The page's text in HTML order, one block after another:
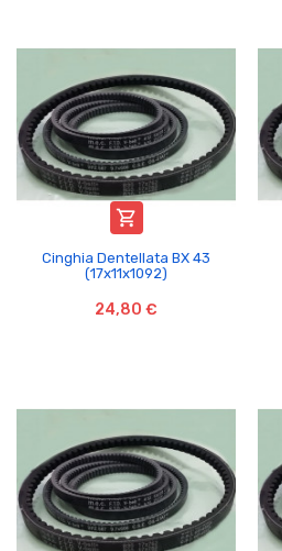

Cinghia Dentellata BX 43
(17x11x1092)
24,80 €